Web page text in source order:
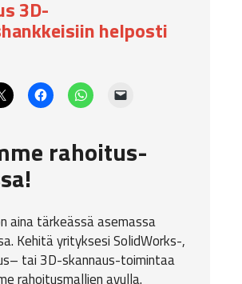
3D-
helposti
rahoitus-
aina tärkeässä asemassa
Kehitä yrityksesiSolidWorks-,
– tai 3D-skannaus-toimintaa
rahoitusmallien avulla.